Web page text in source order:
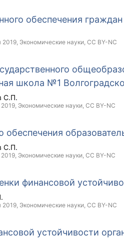
обеспечения
2019, Экономические науки, CC BY-NC
школа №1
С.П.
, Экономические науки, CC BY-NC
обеспечения
С.П.
, Экономические науки, CC BY-NC
финансовой
2019, Экономические науки, CC BY-NC
устойчивости